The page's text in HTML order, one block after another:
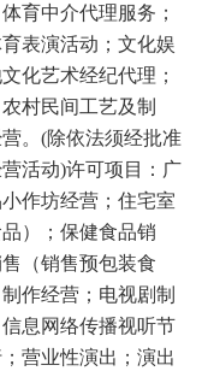
育中介代理服务；
表演活动；文化娱
化艺术经纪代理；
村民间工艺及制
。(除依法须经批准
活动)许可项目：广
作坊经营；住宅室
）；保健食品销
（销售预包装食
作经营；电视剧制
息网络传播视听节
营业性演出；演出